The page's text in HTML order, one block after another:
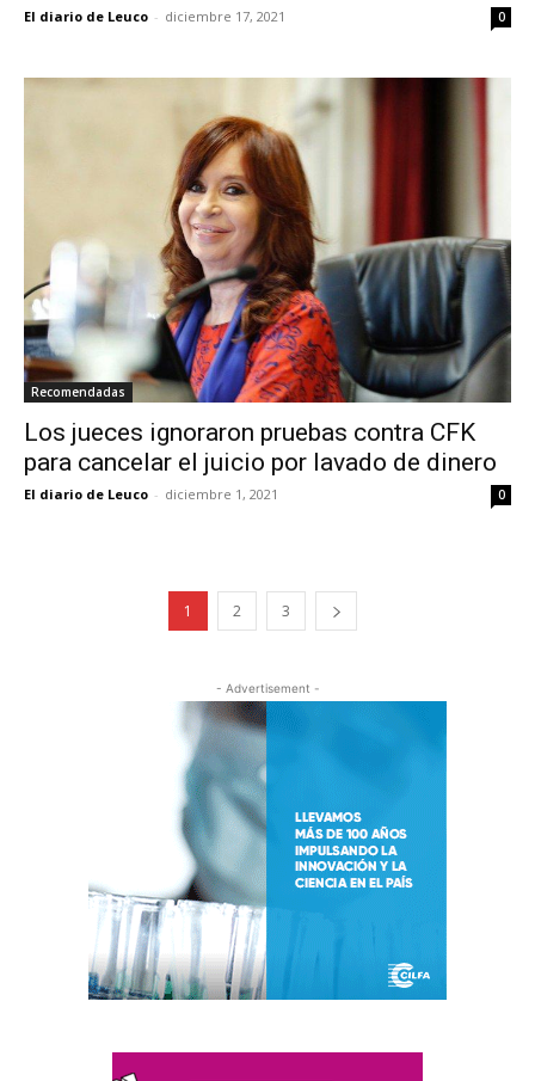
El diario de Leuco - diciembre 17, 2021 0
Recomendadas
Los jueces ignoraron pruebas contra CFK
para cancelar el juicio por lavado de dinero
El diario de Leuco - diciembre 1, 2021 0
1 2 3
- Advertisement -